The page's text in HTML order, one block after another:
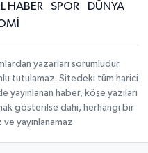
HABER SPOR
DÜNYA
yazarları sorumludur.
tutulamaz. Sitedeki tüm harici
yayınlanan haber, köşe yazıları
gösterilse dahi, herhangi bir
yayınlanamaz